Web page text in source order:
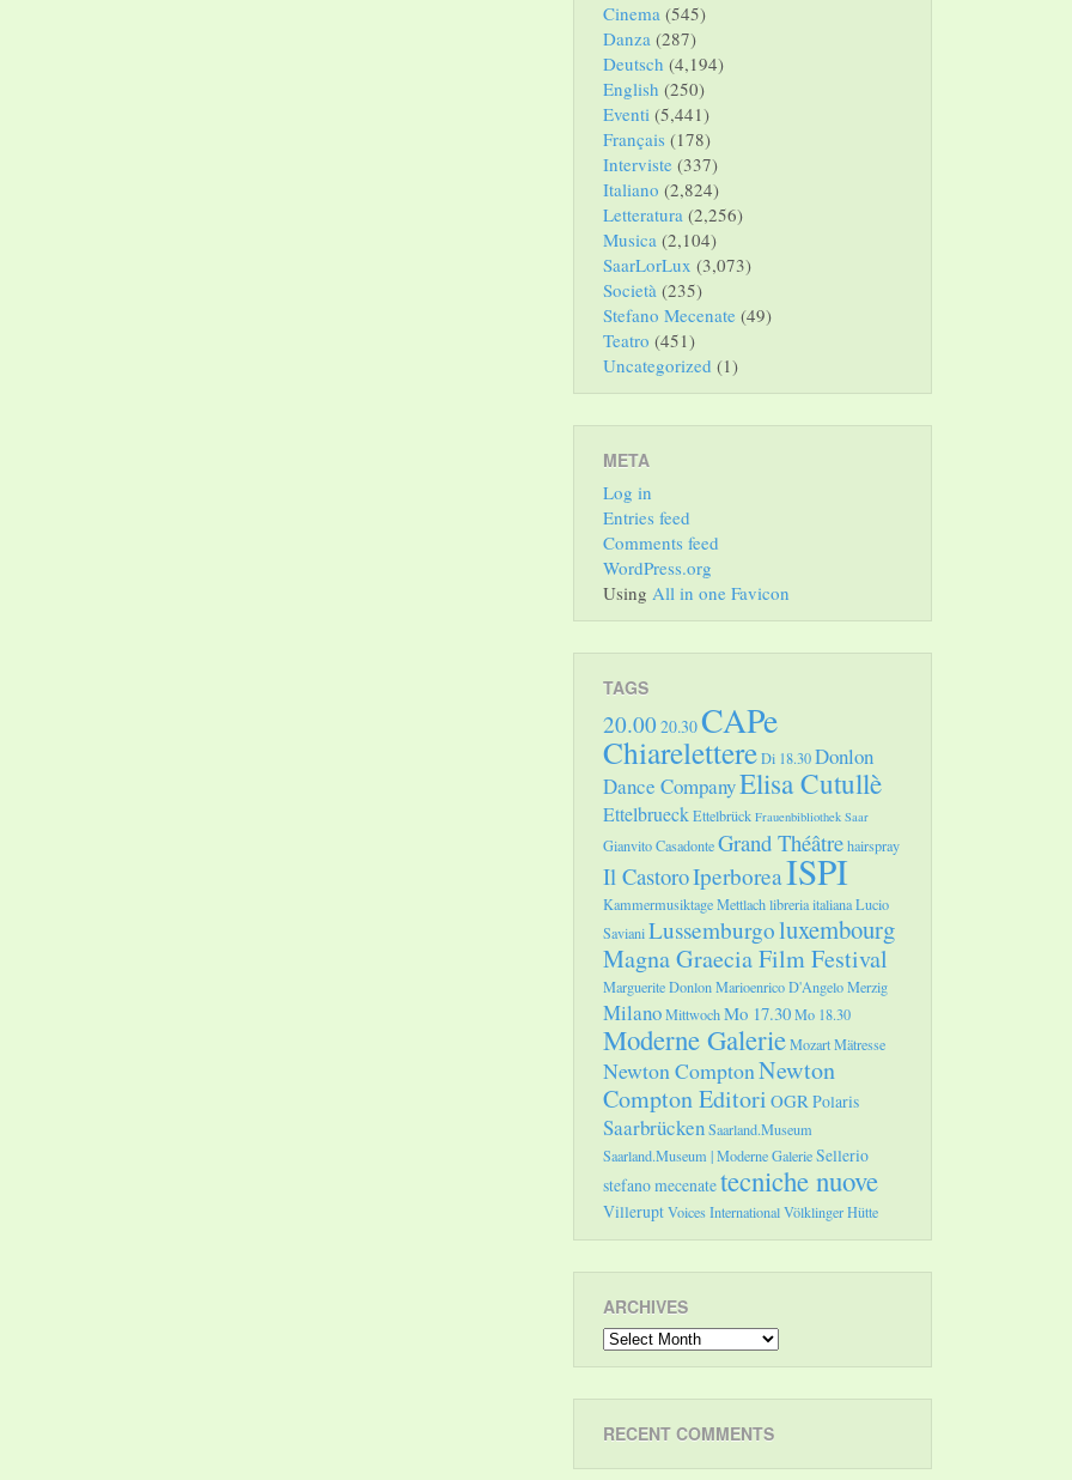
Cinema (545)
Danza (287)
Deutsch (4,194)
English (250)
Eventi (5,441)
Français (178)
Interviste (337)
Italiano (2,824)
Letteratura (2,256)
Musica (2,104)
SaarLorLux (3,073)
Società (235)
Stefano Mecenate (49)
Teatro (451)
Uncategorized (1)
META
Log in
Entries feed
Comments feed
WordPress.org
Using All in one Favicon
TAGS
20.00 20.30CAPe
ChiarelettereDi 18.30Donlon
Dance CompanyElisa Cutullè
EttelbrueckEttelbrück Frauenbibliothek Saar
Gianvito CasadonteGrand Théâtrehairspray
Il CastoroIperboreaISPI
Kammermusiktage Mettlachlibreria italianaLucio
SavianiLussemburgoluxembourg
Magna Graecia Film Festival
Marguerite DonlonMarioenrico D'AngeloMerzig
MilanoMittwochMo 17.30Mo 18.30
Moderne GalerieMozartMätresse
Newton ComptonNewton
Compton Editori OGRPolaris
SaarbrückenSaarland.Museum
Saarland.Museum | Moderne GalerieSellerio
stefano mecenatetecniche nuove
VilleruptVoices InternationalVölklinger Hütte
ARCHIVES
Archives
RECENT COMMENTS